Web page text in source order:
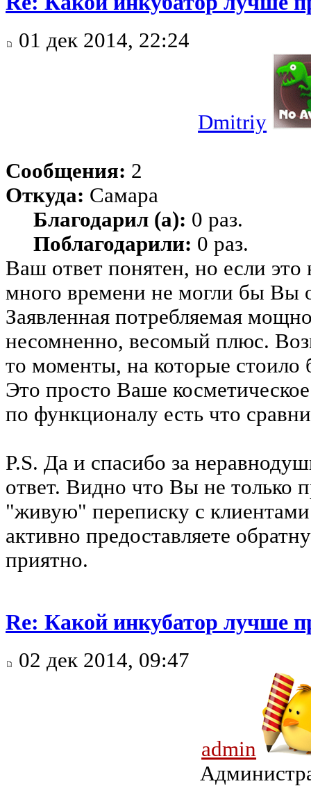
01 дек 2014, 22:24
Dmitriy
Сообщения: 2
Откуда: Самара
Благодарил (а): 0 раз.
Поблагодарили: 0 раз.
Ваш ответ понятен, но если
много времени не могли бы Вы
Заявленная потребляемая
несомненно, весомый плюс.
то моменты, на которые стоило
Это просто Ваше
по функционалу есть что
P.S. Да и спасибо за
ответ. Видно что Вы не только
"живую" переписку с
активно предоставляете
приятно.
Re: Какой инкубатор лучше
02 дек 2014, 09:47
admin